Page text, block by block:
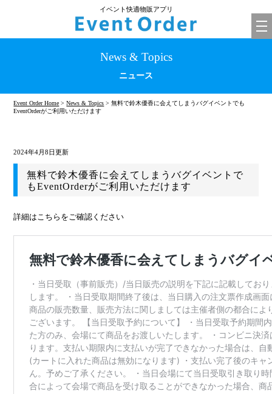
イベント快適物販アプリ
News & Topics
ニュース
Event Order Home >News & Topics > 無料で鈴木優香に会えてしまうバグイベントでも
EventOrderがご利用いただけます
2024年4月8日更新
無料で鈴木優香に会えてしまうバグイベントで
もEventOrderがご利用いただけます
詳細はこちらをご確認ください